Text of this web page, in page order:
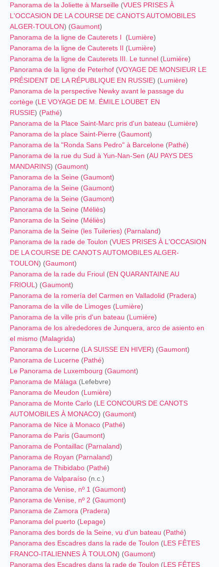
Panorama de la Joliette à Marseille (VUES PRISES À
L'OCCASION DE LA COURSE DE CANOTS AUTOMOBILES
ALGER-TOULON) (Gaumont)
Panorama de la ligne de Cauterets I (Lumière)
Panorama de la ligne de Cauterets II (Lumière)
Panorama de la ligne de Cauterets III. Le tunnel (Lumière)
Panorama de la ligne de Peterhof (VOYAGE DE MONSIEUR LE
PRÉSIDENT DE LA RÉPUBLIQUE EN RUSSIE) (Lumière)
Panorama de la perspective Newky avant le passage du
cortège (LE VOYAGE DE M. ÉMILE LOUBET EN
RUSSIE) (Pathé)
Panorama de la Place Saint-Marc pris d'un bateau (Lumière)
Panorama de la place Saint-Pierre (Gaumont)
Panorama de la "Ronda Sans Pedro" à Barcelone (Pathé)
Panorama de la rue du Sud à Yun-Nan-Sen (AU PAYS DES
MANDARINS) (Gaumont)
Panorama de la Seine (Gaumont)
Panorama de la Seine (Gaumont)
Panorama de la Seine (Gaumont)
Panorama de la Seine (Méliès)
Panorama de la Seine (Méliès)
Panorama de la Seine (les Tuileries) (Parnaland)
Panorama de la rade de Toulon (VUES PRISES À L'OCCASION
DE LA COURSE DE CANOTS AUTOMOBILES ALGER-
TOULON) (Gaumont)
Panorama de la rade du Frioul (EN QUARANTAINE AU
FRIOUL ) (Gaumont)
Panorama de la romería del Carmen en Valladolid (Pradera)
Panorama de la ville de Limoges (Lumière)
Panorama de la ville pris d'un bateau (Lumière)
Panorama de los alrededores de Junquera, arco de asiento en
el mismo (Malagrida)
Panorama de Lucerne (LA SUISSE EN HIVER) (Gaumont)
Panorama de Lucerne (Pathé)
Le Panorama de Luxembourg (Gaumont)
Panorama de Málaga (Lefebvre)
Panorama de Meudon (Lumière)
Panorama de Monte Carlo (LE CONCOURS DE CANOTS
AUTOMOBILES À MONACO) (Gaumont)
Panorama de Nice à Monaco (Pathé)
Panorama de Paris (Gaumont)
Panorama de Pontaillac (Parnaland)
Panorama de Royan (Parnaland)
Panorama de Thibidabo (Pathé)
Panorama de Valparaíso (n.c.)
Panorama de Venise, nº 1 (Gaumont)
Panorama de Venise, nº 2 (Gaumont)
Panorama de Zamora (Pradera)
Panorama del puerto (Lepage)
Panorama des bords de la Seine, vu d'un bateau (Pathé)
Panorama des Escadres dans la rade de Toulon (LES FÊTES
FRANCO-ITALIENNES À TOULON) (Gaumont)
Panorama des Escadres dans la rade de Toulon (LES FÊTES